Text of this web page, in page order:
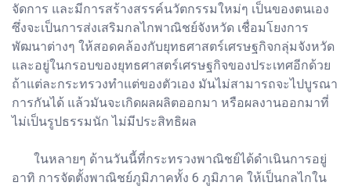
จัดการ และมีการสร้างสรรค์นวัตกรรมใหม่ๆ เป็นของตนเอง
ซึ่งจะเป็นการส่งเสริมกลไกพาณิชย์จังหวัด เชื่อมโยงการ
พัฒนาต่างๆ ให้สอดคล้องกับยุทธศาสตร์เศรษฐกิจกลุ่มจังหวัด
และอยู่ในกรอบของยุทธศาสตร์เศรษฐกิจของประเทศอีกด้วย
ถ้าแต่ละกระทรวงทำแต่ของตัวเอง มันไม่สามารถจะไปบูรณา
การกันได้ แล้วมันจะเกิดผลผลิตออกมา หรือผลงานออกมาที่
ไม่เป็นรูปธรรมนัก ไม่มีประสิทธิผล
ในหลายๆ ด้านวันนี้ที่กระทรวงพาณิชย์ได้ดำเนินการอยู่
อาทิ การจัดตั้งพาณิชย์ภูมิภาคทั้ง 6 ภูมิภาค ให้เป็นกลไกใน